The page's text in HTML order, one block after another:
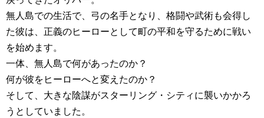
無人島での生活で、弓の名手となり、格闘や武術も会得し
た彼は、正義のヒーローとして町の平和を守るために戦い
を始めます。
一体、無人島で何があったのか？
何が彼をヒーローへと変えたのか？
そして、大きな陰謀がスターリング・シティに襲いかかろ
うとしていました。